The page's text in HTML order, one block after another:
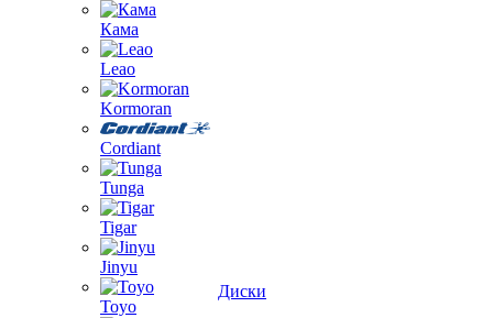
Кама
Leao
Kormoran
Cordiant
Tunga
Tigar
Jinyu
Toyo
Диски